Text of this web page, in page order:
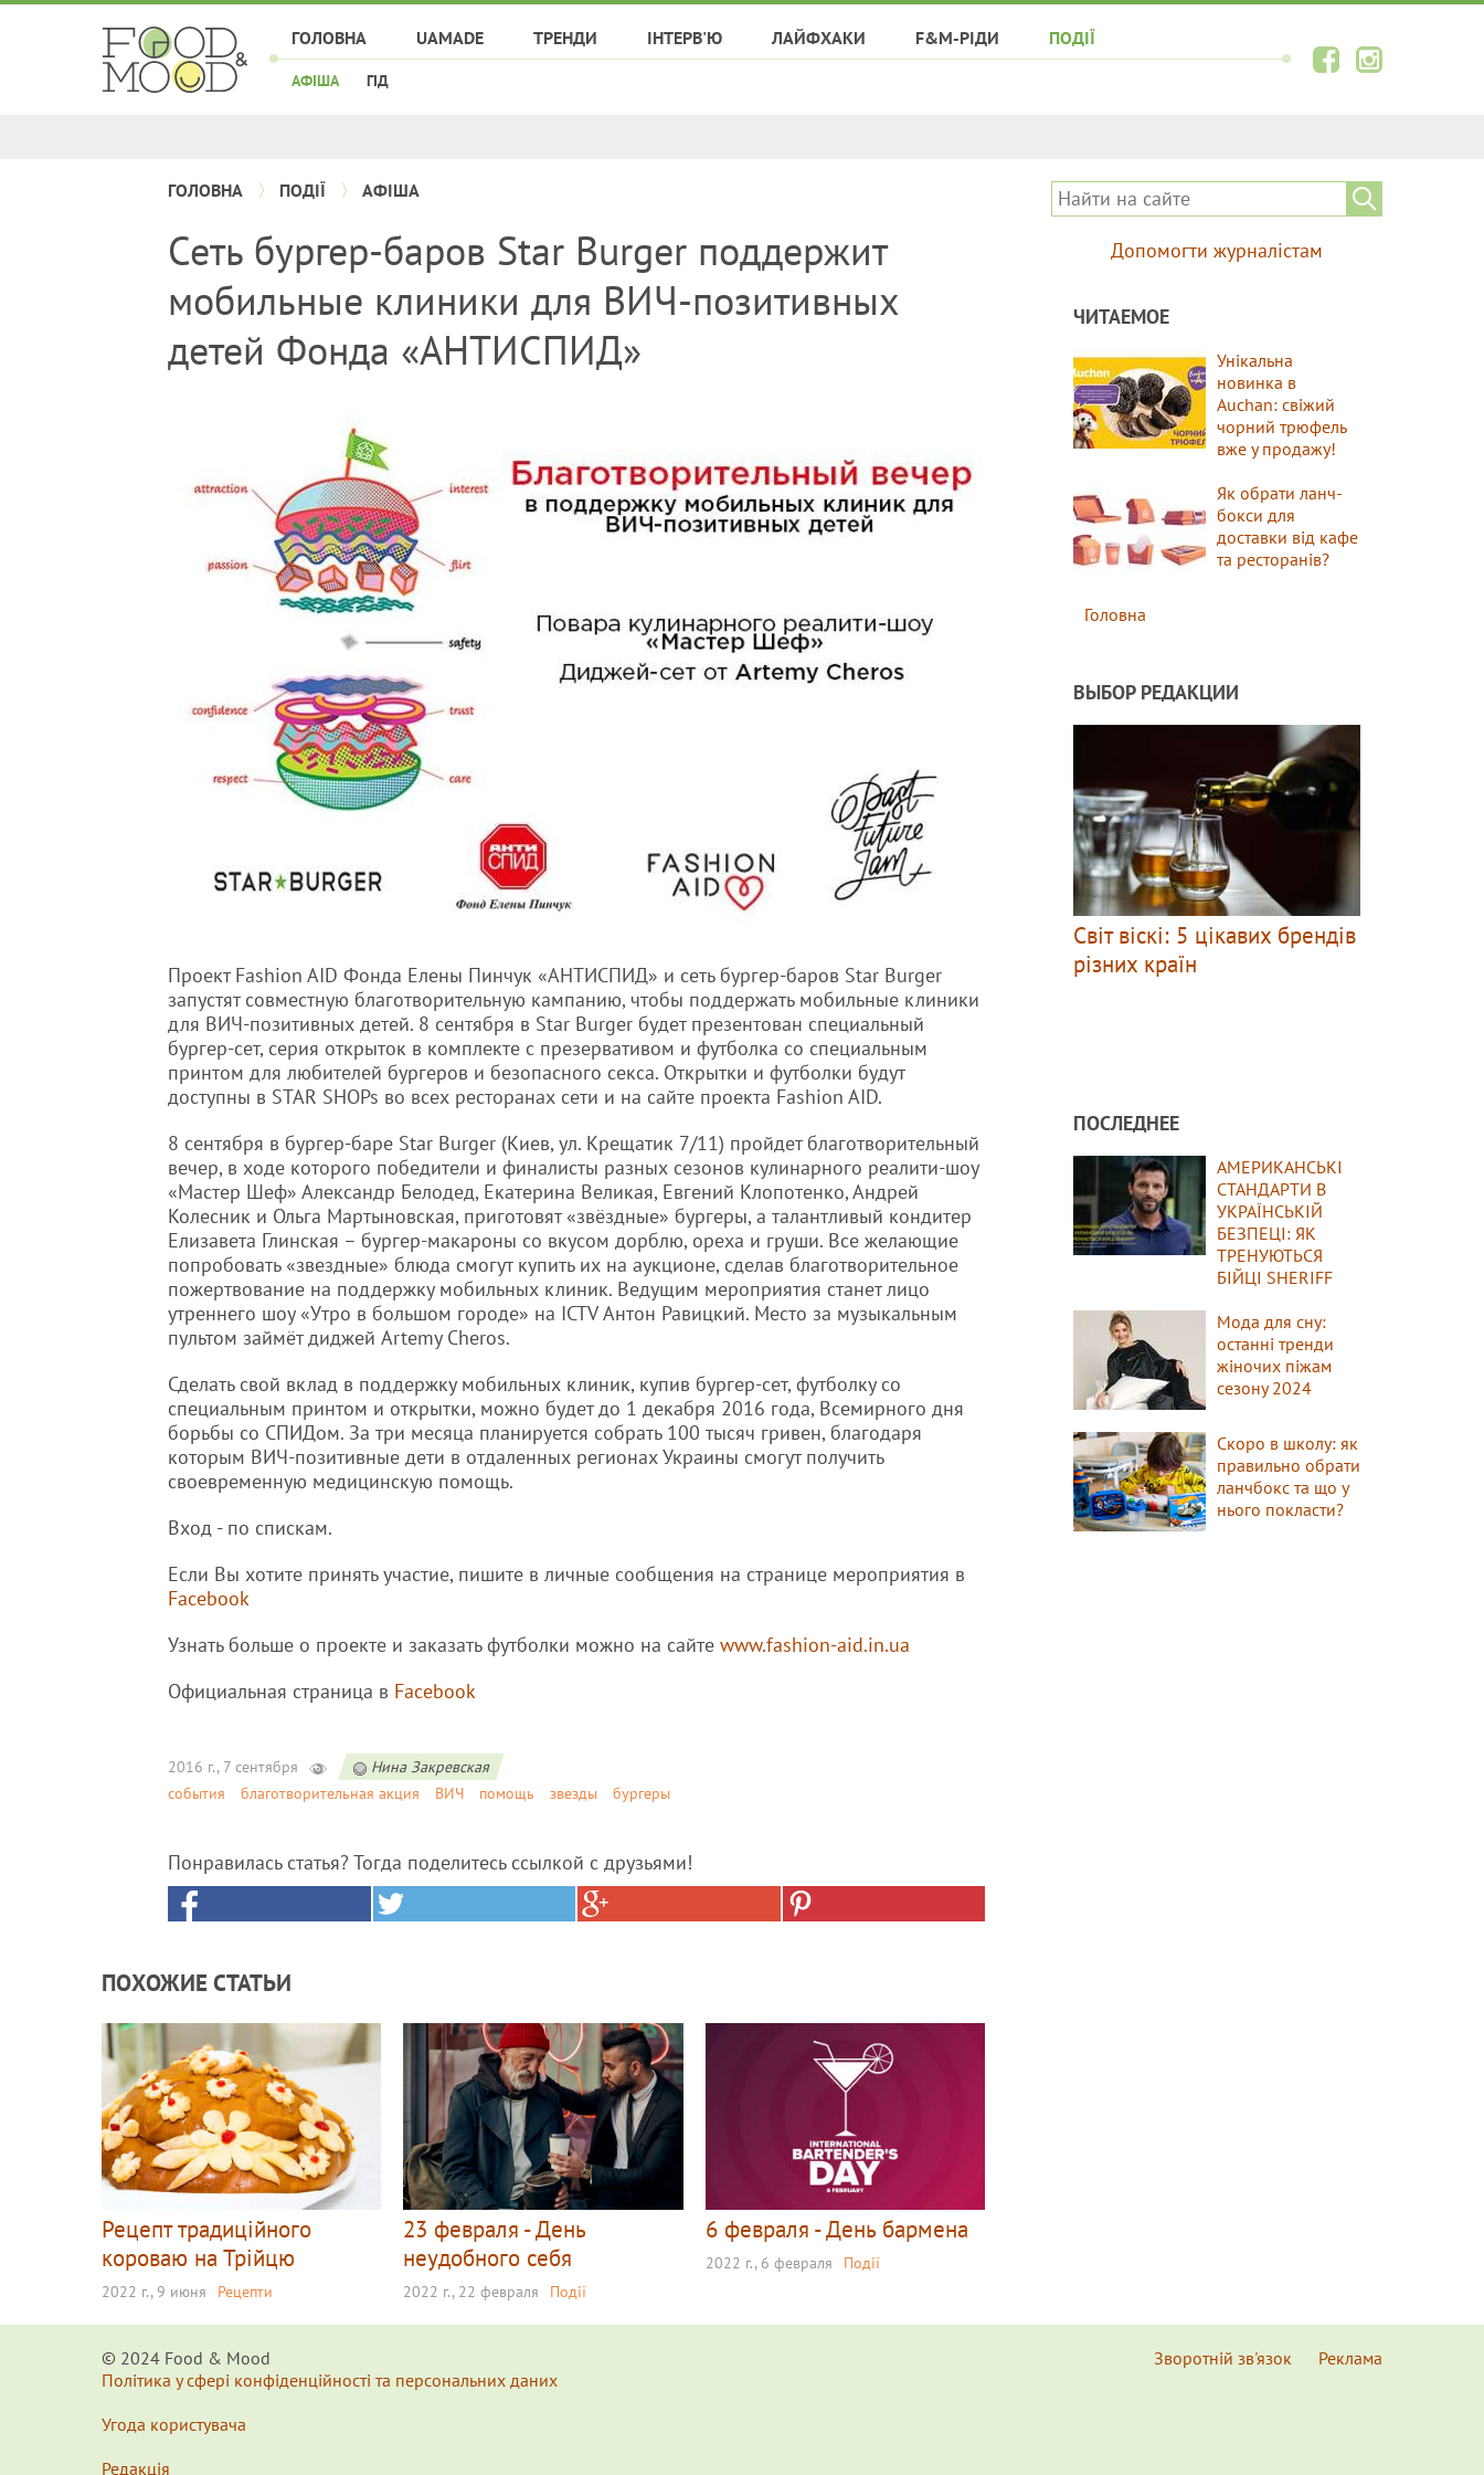
ГОЛОВНА UAMADE ТРЕНДИ ІНТЕРВ'Ю ЛАЙФХАКИ F&M-РІДИ ПОДІЇ
АФІША ГІД
ГОЛОВНА ПОДІЇ АФІША
Сеть бургер-баров Star Burger поддержит
мобильные клиники для ВИЧ-позитивных
детей Фонда «АНТИСПИД»
Проект Fashion AID Фонда Елены Пинчук «АНТИСПИД» и сеть бургер-баров Star Burger
запустят совместную благотворительную кампанию, чтобы поддержать мобильные клиники
для ВИЧ-позитивных детей. 8 сентября в Star Burger будет презентован специальный
бургер-сет, серия открыток в комплекте с презервативом и футболка со специальным
принтом для любителей бургеров и безопасного секса. Открытки и футболки будут
доступны в STAR SHOPs во всех ресторанах сети и на сайте проекта Fashion AID.
8 сентября в бургер-баре Star Burger (Киев, ул. Крещатик 7/11) пройдет благотворительный
вечер, в ходе которого победители и финалисты разных сезонов кулинарного реалити-шоу
«Мастер Шеф» Александр Белодед, Екатерина Великая, Евгений Клопотенко, Андрей
Колесник и Ольга Мартыновская, приготовят «звёздные» бургеры, а талантливый кондитер
Елизавета Глинская – бургер-макароны со вкусом дорблю, ореха и груши. Все желающие
попробовать «звездные» блюда смогут купить их на аукционе, сделав благотворительное
пожертвование на поддержку мобильных клиник. Ведущим мероприятия станет лицо
утреннего шоу «Утро в большом городе» на ICTV Антон Равицкий. Место за музыкальным
пультом займёт диджей Artemy Cheros.
Сделать свой вклад в поддержку мобильных клиник, купив бургер-сет, футболку со
специальным принтом и открытки, можно будет до 1 декабря 2016 года, Всемирного дня
борьбы со СПИДом. За три месяца планируется собрать 100 тысяч гривен, благодаря
которым ВИЧ-позитивные дети в отдаленных регионах Украины смогут получить
своевременную медицинскую помощь.
Вход - по спискам.
Если Вы хотите принять участие, пишите в личные сообщения на странице мероприятия в
Facebook
Узнать больше о проекте и заказать футболки можно на сайте www.fashion-aid.in.ua
Официальная страница в Facebook
2016 г., 7 сентября
Нина Закревская
события
благотворительная акция ВИЧ помощь звезды бургеры
Понравилась статья? Тогда поделитесь ссылкой с друзьями!
ПОХОЖИЕ СТАТЬИ
Рецепт традиційного
короваю на Трійцю
2022 г., 9 июня Рецепти
23 февраля - День
неудобного себя
2022 г., 22 февраля Події
6 февраля - День бармена
2022 г., 6 февраля Події
Допомогти журналістам
ЧИТАЕМОЕ
Унікальна
новинка в
Auchan: свіжий
чорний трюфель
вже у продажу!
Як обрати ланч-
бокси для
доставки від кафе
та ресторанів?
Головна
ВЫБОР РЕДАКЦИИ
Світ віскі: 5 цікавих брендів
різних країн
ПОСЛЕДНЕЕ
АМЕРИКАНСЬКІ
СТАНДАРТИ В
УКРАЇНСЬКІЙ
БЕЗПЕЦІ: ЯК
ТРЕНУЮТЬСЯ
БІЙЦІ SHERIFF
Мода для сну:
останні тренди
жіночих піжам
сезону 2024
Скоро в школу: як
правильно обрати
ланчбокс та що у
нього покласти?
© 2024 Food & Мood
Політика у сфері конфіденційності та персональних даних
Угода користувача
Редакція
Зворотній зв'язок Реклама